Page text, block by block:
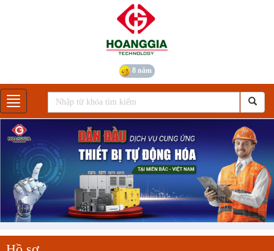
8 năm
Gian hàng